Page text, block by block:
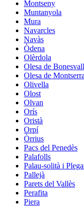
Montseny
Muntanyola
Mura
Navarcles
Navàs
Òdena
Olèrdola
Olesa de
Olesa de
Olivella
Olost
Olvan
Orís
Oristà
Orpí
Òrrius
Pacs del Penedès
Palafolls
Palau-solità i
Pallejà
Parets del Vallès
Perafita
Piera